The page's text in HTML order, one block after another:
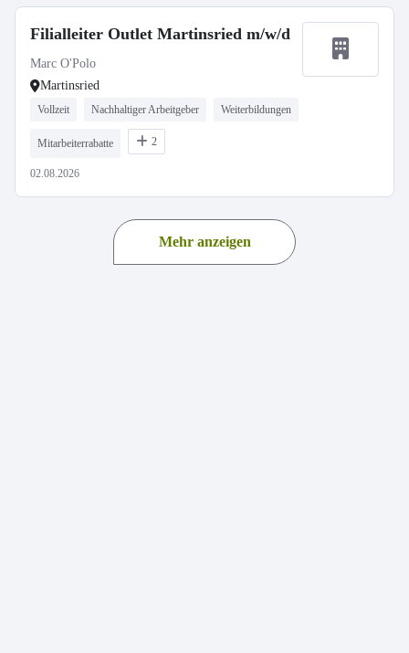
Filialleiter Outlet Martinsried m/w/d
Marc O'Polo
Martinsried
Vollzeit Nachhaltiger Arbeitgeber Weiterbildungen
Mitarbeiterrabatte 2
02.08.2026
Mehr anzeigen